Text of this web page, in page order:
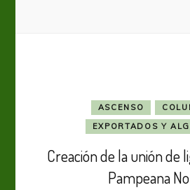
ASCENSO
EXPORTADOS Y
Creación de la unión de
Pampeana